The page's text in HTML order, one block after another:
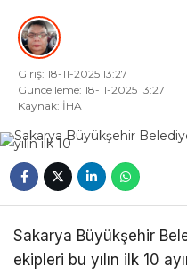
Giriş: 18-11-2025 13:27
Güncelleme: 18-11-2025 13:27
Kaynak: İHA
Sakarya Büyükşehir
ekipleri bu yılın ilk 10